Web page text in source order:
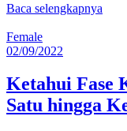
Baca selengkapnya
Female
02/09/2022
Ketahui Fase
Satu hingga